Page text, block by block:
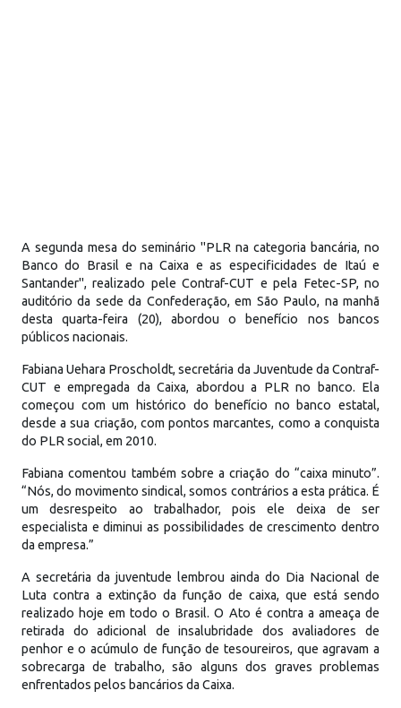
A segunda mesa do seminário "PLR na categoria bancária, no
Banco do Brasil e na Caixa e as especificidades de Itaú e
Santander", realizado pele Contraf-CUT e pela Fetec-SP, no
auditório da sede da Confederação, em São Paulo, na manhã
desta quarta-feira (20), abordou o benefício nos bancos
públicos nacionais.
Fabiana Uehara Proscholdt, secretária da Juventude da Contraf-
CUT e empregada da Caixa, abordou a PLR no banco. Ela
começou com um histórico do benefício no banco estatal,
desde a sua criação, com pontos marcantes, como a conquista
do PLR social, em 2010.
Fabiana comentou também sobre a criação do “caixa minuto”.
“Nós, do movimento sindical, somos contrários a esta prática. É
um desrespeito ao trabalhador, pois ele deixa de ser
especialista e diminui as possibilidades de crescimento dentro
da empresa.”
A secretária da juventude lembrou ainda do Dia Nacional de
Luta contra a extinção da função de caixa, que está sendo
realizado hoje em todo o Brasil. O Ato é contra a ameaça de
retirada do adicional de insalubridade dos avaliadores de
penhor e o acúmulo de função de tesoureiros, que agravam a
sobrecarga de trabalho, são alguns dos graves problemas
enfrentados pelos bancários da Caixa.